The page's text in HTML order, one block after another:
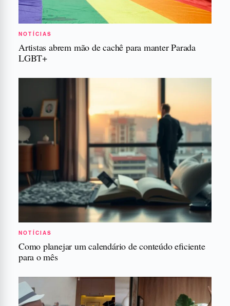
NOTÍCIAS
Artistas abrem mão de cachê para manter Parada
LGBT+
NOTÍCIAS
Como planejar um calendário de conteúdo eficiente
para o mês